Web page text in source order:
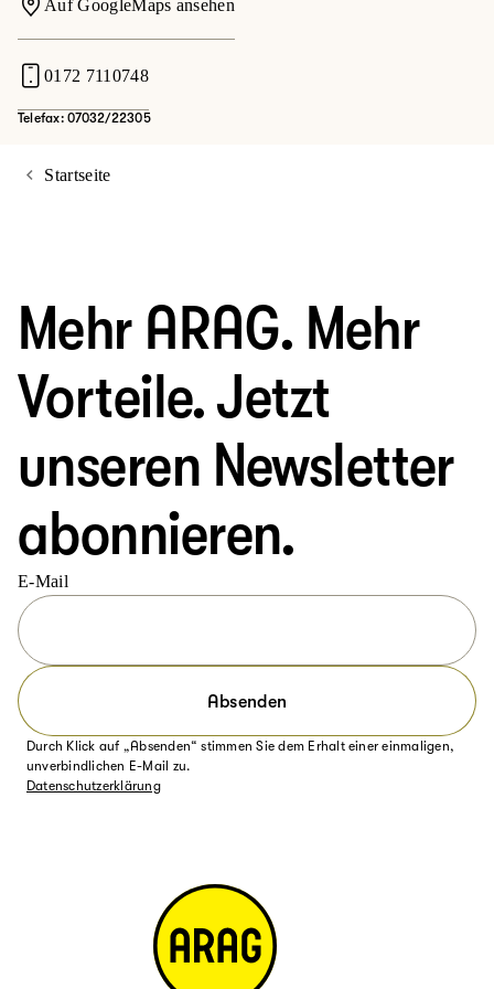
Auf GoogleMaps ansehen
0172 7110748
Telefax: 07032/22305
Startseite
Mehr ARAG. Mehr
Vorteile. Jetzt
unseren Newsletter
abonnieren.
E-Mail
Absenden
Durch Klick auf „Absenden“ stimmen Sie dem Erhalt einer einmaligen,
unverbindlichen E-Mail zu.
Datenschutzerklärung